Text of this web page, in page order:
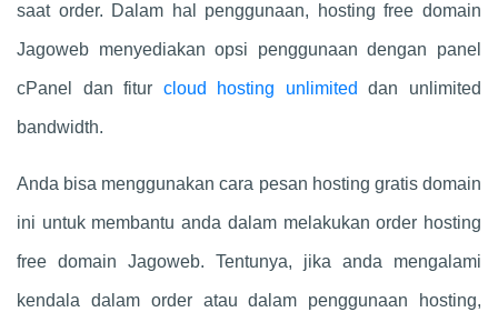
saat order. Dalam hal penggunaan, hosting free domain
Jagoweb menyediakan opsi penggunaan dengan panel
cPanel dan fitur cloud hosting unlimited dan unlimited
bandwidth.
Anda bisa menggunakan cara pesan hosting gratis domain
ini untuk membantu anda dalam melakukan order hosting
free domain Jagoweb. Tentunya, jika anda mengalami
kendala dalam order atau dalam penggunaan hosting,